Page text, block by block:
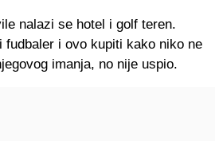
nalazi se hotel i golf teren.
fudbaler i ovo kupiti kako niko ne
imanja, no nije uspio.